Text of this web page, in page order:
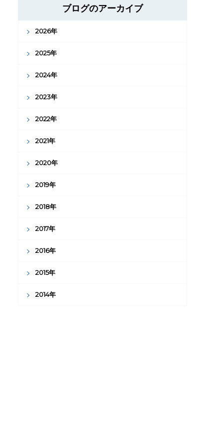
ブログのアーカイブ
2026年
2025年
2024年
2023年
2022年
2021年
2020年
2019年
2018年
2017年
2016年
2015年
2014年